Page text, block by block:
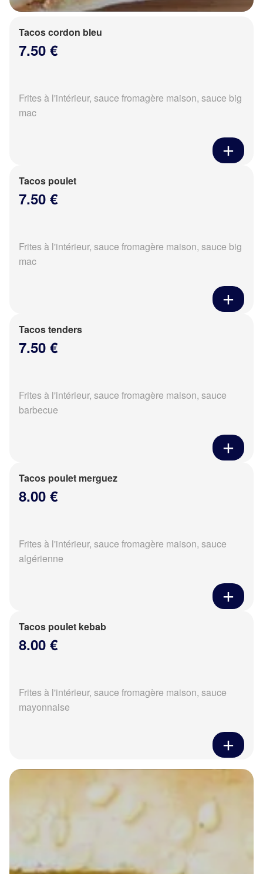
Tacos cordon bleu
7.50 €
Frites à l'intérieur, sauce fromagère maison, sauce big
mac
Tacos poulet
7.50 €
Frites à l'intérieur, sauce fromagère maison, sauce big
mac
Tacos tenders
7.50 €
Frites à l'intérieur, sauce fromagère maison, sauce
barbecue
Tacos poulet merguez
8.00 €
Frites à l'intérieur, sauce fromagère maison, sauce
algérienne
Tacos poulet kebab
8.00 €
Frites à l'intérieur, sauce fromagère maison, sauce
mayonnaise